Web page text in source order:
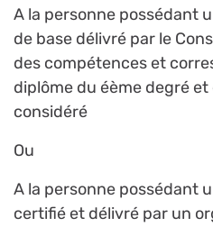
A la personne possédant
de base délivré par le
des compétences et
diplôme du éème degré et
considéré
Ou
A la personne possédant
certifié et délivré par un